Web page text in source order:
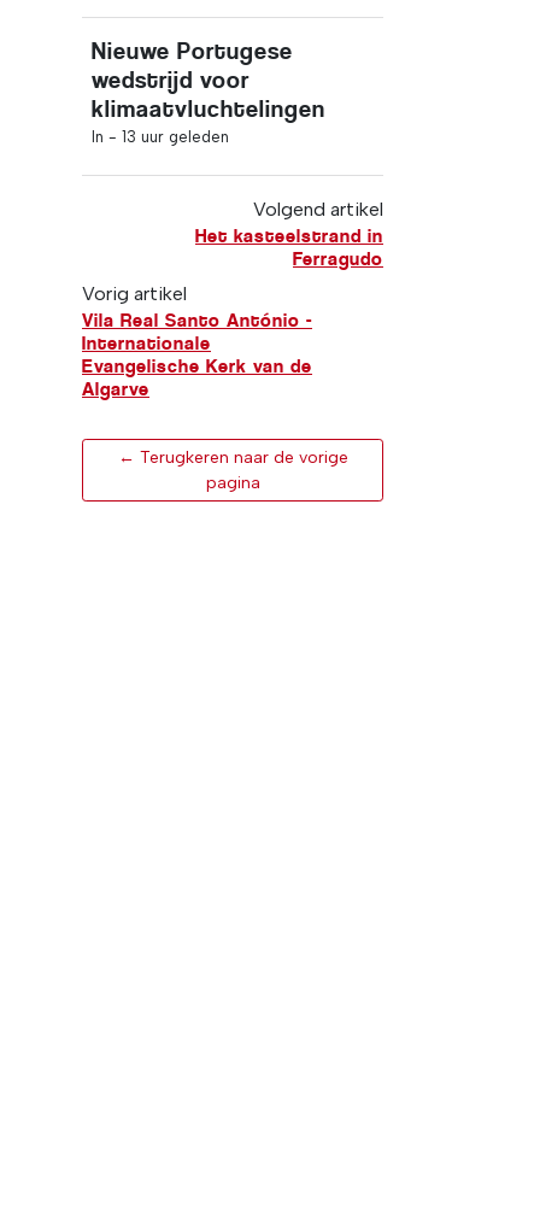
Nieuwe Portugese
wedstrijd voor
klimaatvluchtelingen
In - 13 uur geleden
Volgend artikel
Het kasteelstrand in
Ferragudo
Vorig artikel
Vila Real Santo António -
Internationale
Evangelische Kerk van de
Algarve
← Terugkeren naar de vorige
pagina